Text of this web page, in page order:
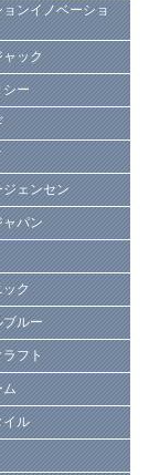
ョンイノベーショ
ャック
シー
ジェンセン
ャパン
ック
ブルー
ラフト
ム
イル